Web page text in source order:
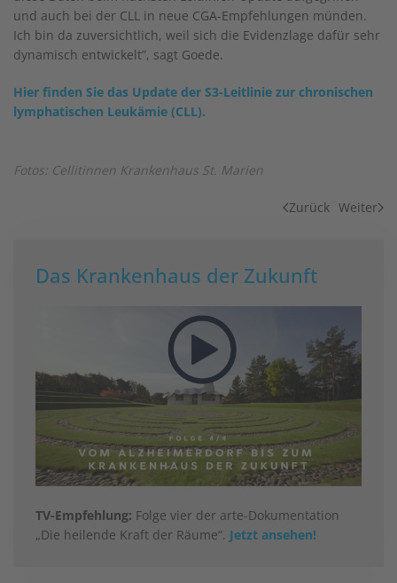
und auch bei der CLL in neue CGA-Empfehlungen münden.
Ich bin da zuversichtlich, weil sich die Evidenzlage dafür sehr
dynamisch entwickelt”, sagt Goede.
Hier finden Sie das Update der S3-Leitlinie zur chronischen
lymphatischen Leukämie (CLL).
Fotos: Cellitinnen Krankenhaus St. Marien
Zurück Weiter
Das Krankenhaus der Zukunft
TV-Empfehlung: Folge vier der arte-Dokumentation
„Die heilende Kraft der Räume“. Jetzt ansehen!